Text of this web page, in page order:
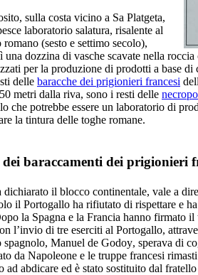
sulla costa vicino a Sa Platgeta,
laboratorio salatura, risalente al
(sesto e settimo secolo),
una dozzina di vasche scavate nella
per la produzione di prodotti a base di
delle baracche dei prigionieri francesi
metri dalla riva, sono i resti delle
che potrebbe essere un laboratorio di
la tintura delle toghe romane.
baraccamenti dei prigionieri
dichiarato il blocco continentale, vale a
il Portogallo ha rifiutato di rispettare e
la Spagna e la Francia hanno firmato
l’invio di tre eserciti al Portogallo,
Manuel de Godoy, sperava di
da Napoleone e le truppe francesi
ad abdicare ed è stato sostituito dal